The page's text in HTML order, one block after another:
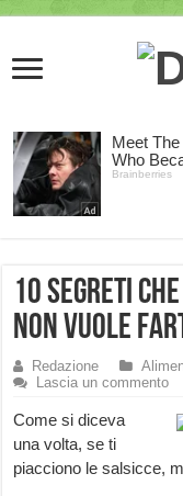
10 segreti
non vuole
Redazione
Lascia un commento
Come si diceva
una volta, se ti
piacciono le salsicce,